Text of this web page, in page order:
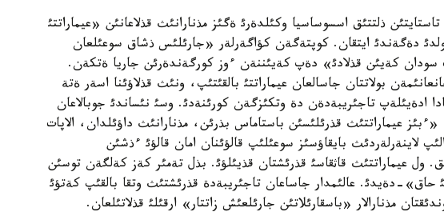
ذلتتئق اسسوساسيا وكئلدةرئ ةگئز مذنارانئث قذلاعانئن «عيماراتتئ
دةگةندئ ايتقان. كوپتةگةن كؤاگةرلةر «جارئلئس ذشاق سوعئلعان
سودان كةيئن قذلادئ» دةپ كةيئننةن ءوز كورگةندةرئن جاريا ةتكةن.
بولاتتان جاسالعان عيماراتتئ بالقئتئپ، ونئث قذلاؤئنا اسةر ةتة
ادةيئلةپ تاجئريبةدةن دة وتكئزگةن كورئنةدئ. وسئ نئساندئ جوبالاعان
عيماراتتئث قذرئلئسئن باستاماس بذرئن، مذنارانئث داؤئلدان، الاپات
لاينةرلةردئث بايقاؤسئز سوعئلئپ قالؤئنان امان قالؤئ ءذشئن
ول عيماراتتئث قاثقاسئ قذرئشتان قذيئلؤئ. بذل تةمئر كةز كةلگةن توسئن
حاق»-دةيدئ. عالئمدار جاساعان تاجئريبةدة قذرئشتئث وتقا بالقئپ كةتؤئ
مذنارالار «باسقارئلاتئن جارئلعئش زاتتار» ارقئلئ قذلاتئلعان.